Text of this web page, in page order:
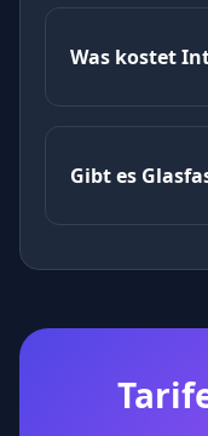
Was kostet
Gibt es